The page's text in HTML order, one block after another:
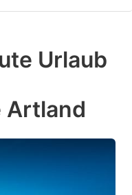
Urlaub
Artland